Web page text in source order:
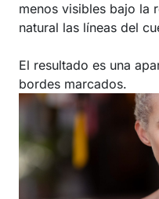
menos visibles bajo la
natural las líneas del
El resultado es una
bordes marcados.